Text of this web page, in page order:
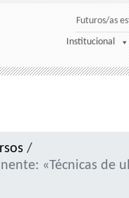
Futuros/as
Institucional
/
«Técnicas